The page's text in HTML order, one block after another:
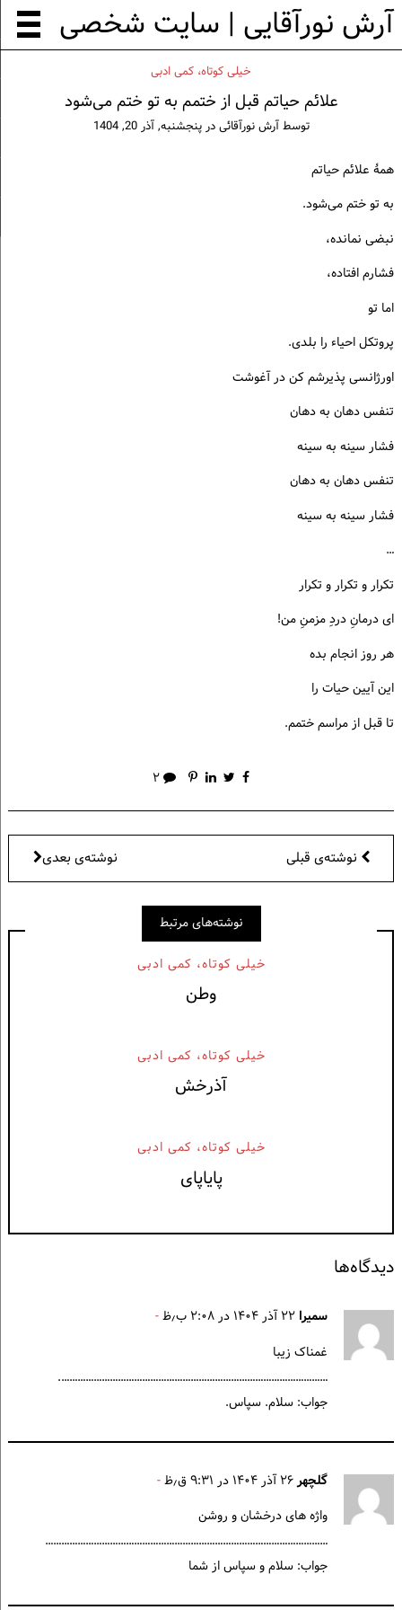
آرش نورآقایی | سایت شخصی
خيلی كوتاه، كمی ادبی
علائم حیاتم قبل از ختمم به تو ختم می‌شود
توسطآرش نورآقائی درپنجشنبه, آذر 20, 1404
همهٔ علائم حیاتم
به تو ختم می‌شود.
نبضی نمانده،
فشارم افتاده،
اما تو
پروتکل احیاء را بلدی.
اورژانسی پذیرشم کن در آغوشت
تنفس دهان به دهان
فشار سینه به سینه
تنفس دهان به دهان
فشار سینه به سینه
…
تکرار و تکرار و تکرار
ای درمانِ دردِ مزمنِ من!
هر روز انجام بده
این آیین حیات را
تا قبل از مراسم ختمم.
۲
نوشته‌ی قبلی نوشته‌ی بعدی
نوشته‌های مرتبط
خيلی كوتاه، كمی ادبی
وطن
خيلی كوتاه، كمی ادبی
آذرخش
خيلی كوتاه، كمی ادبی
پایاپای
دیدگاه‌ها
سمیرا ۲۲ آذر ۱۴۰۴ در ۲:۰۸ ب٫ظ
غمناک زیبا
……………………………………………………………………………………….
جواب: سلام. سپاس.
گلچهر۲۶ آذر ۱۴۰۴ در ۹:۳۱ ق٫ظ
واژه های درخشان و روشن
……………………………………………………………………………………………
جواب: سلام و سپاس از شما